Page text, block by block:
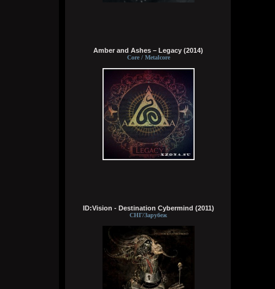
Перекошены древние стены
Подойди и о многом спроси
В этих срубах есть сердце и вены
Bestial
7 августа 2026
та норм
7 августа 2026
Мини-шапка сайта лучше?
На ноутбуках вроде самое то, на экран
больше полезной инфы влазиет.
Amber and Ashes – Legacy (2014)
Core / Metalcore
ID:Vision - Destination Cybermind (2011)
СНГ/Зарубеж